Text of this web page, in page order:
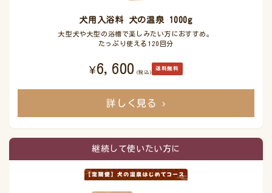
犬用入浴料 犬の温泉 1000g
大型犬や大型の浴槽で楽しみたい方におすすめ。
たっぷり使える120回分
¥6,600 (税込)
送料無料
詳しく見る ›
継続して使いたい方に